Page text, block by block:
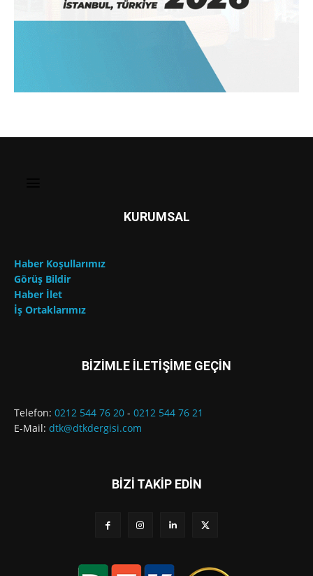
KURUMSAL
Haber Koşullarımız
Görüş Bildir
Haber İlet
İş Ortaklarımız
BİZİMLE İLETİŞİME GEÇİN
Telefon: 0212 544 76 20 - 0212 544 76 21
E-Mail: dtk@dtkdergisi.com
BİZİ TAKİP EDİN